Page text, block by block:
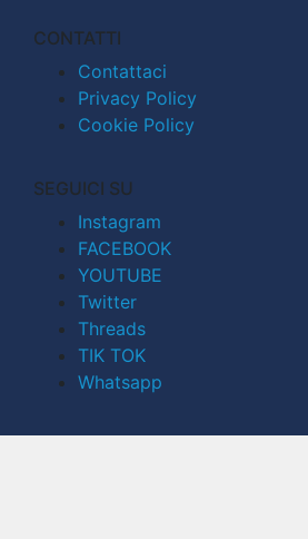
CONTATTI
Contattaci
Privacy Policy
Cookie Policy
SEGUICI SU
Instagram
FACEBOOK
YOUTUBE
Twitter
Threads
TIK TOK
Whatsapp